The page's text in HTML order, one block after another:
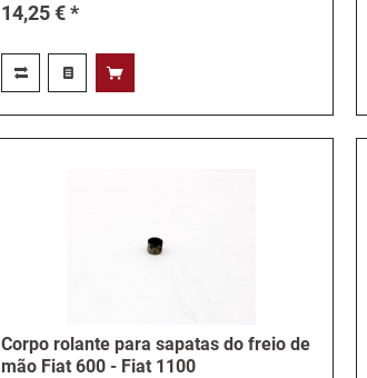
14,25 € *
Corpo rolante para sapatas do freio de
mão Fiat 600 - Fiat 1100